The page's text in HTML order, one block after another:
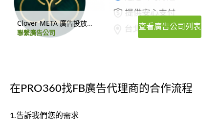
Clover META 廣告投放代操
聯繫廣告公司
查看廣告公司列表
在PRO360找FB廣告代理商的合作流程
1.告訴我們您的需求